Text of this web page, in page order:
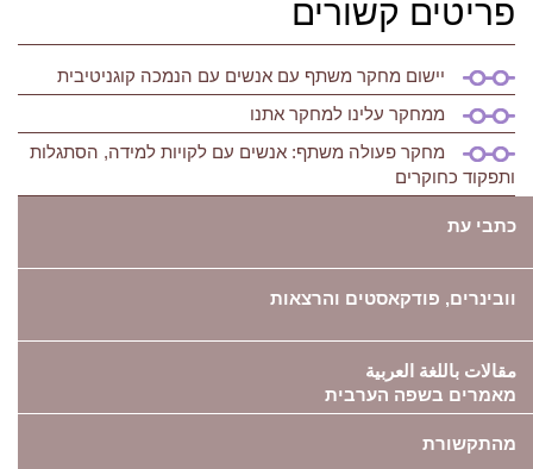
פריטים קשורים
יישום מחקר משתף עם אנשים עם הנמכה קוגניטיבית
ממחקר עלינו למחקר אתנו
מחקר פעולה משתף: אנשים עם לקויות למידה, הסתגלות
ותפקוד כחוקרים
כתבי עת
וובינרים, פודקאסטים והרצאות
مقالات باللغة العربية
מאמרים בשפה הערבית
מהתקשורת